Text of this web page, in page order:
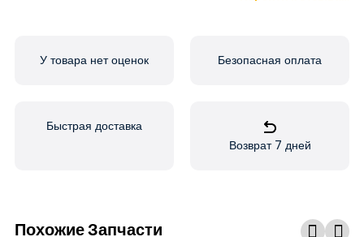
У товара нет оценок Безопасная оплата
Быстрая доставка
Возврат 7 дней
Похожие Запчасти